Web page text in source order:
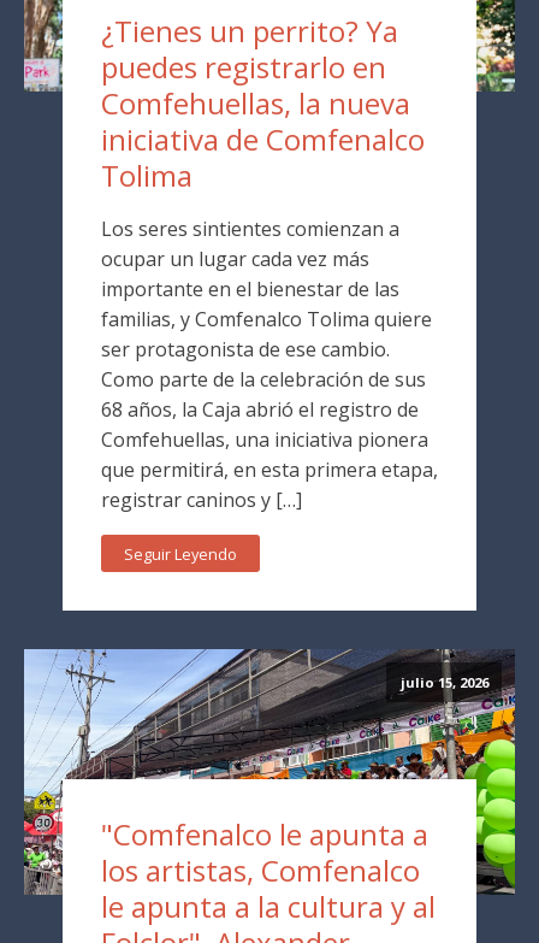
¿Tienes un perrito? Ya
puedes registrarlo en
Comfehuellas, la nueva
iniciativa de Comfenalco
Tolima
Los seres sintientes comienzan a
ocupar un lugar cada vez más
importante en el bienestar de las
familias, y Comfenalco Tolima quiere
ser protagonista de ese cambio.
Como parte de la celebración de sus
68 años, la Caja abrió el registro de
Comfehuellas, una iniciativa pionera
que permitirá, en esta primera etapa,
registrar caninos y […]
Seguir Leyendo
julio 15, 2026
"Comfenalco le apunta a
los artistas, Comfenalco
le apunta a la cultura y al